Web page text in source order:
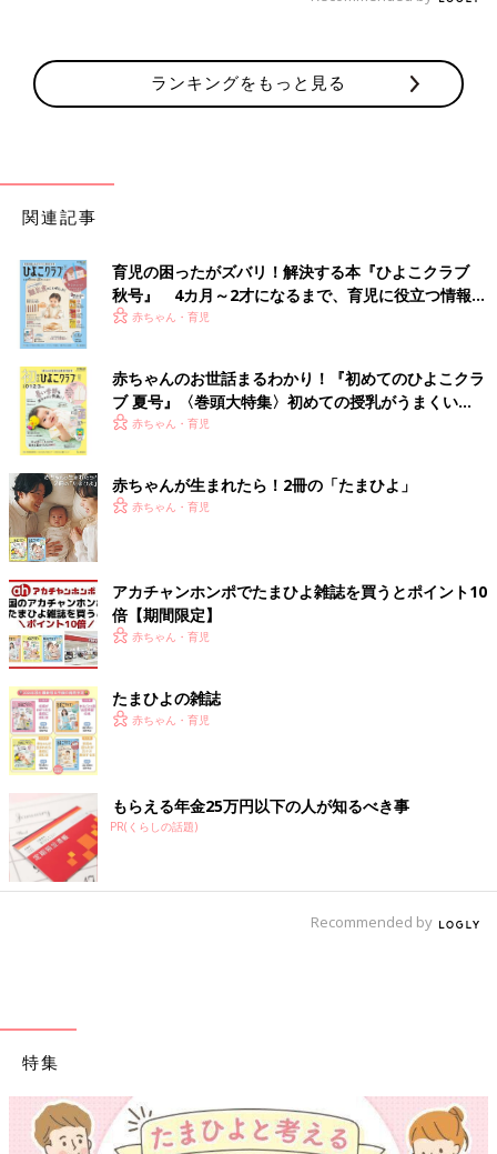
ランキングをもっと見る
関連記事
育児の困ったがズバリ！解決する本『ひよこクラブ
秋号』 4カ月～2才になるまで、育児に役立つ情報が
いっぱい！
赤ちゃん・育児
赤ちゃんのお世話まるわかり！『初めてのひよこクラ
ブ 夏号』〈巻頭大特集〉初めての授乳がうまくい
く！ おっぱい・ミルクの基本と夏のトラブル 解決テ
赤ちゃん・育児
赤ちゃんが生まれたら！2冊の「たまひよ」
赤ちゃん・育児
アカチャンホンポでたまひよ雑誌を買うとポイント10
倍【期間限定】
赤ちゃん・育児
たまひよの雑誌
赤ちゃん・育児
もらえる年金25万円以下の人が知るべき事
PR(くらしの話題)
Recommended by
特集